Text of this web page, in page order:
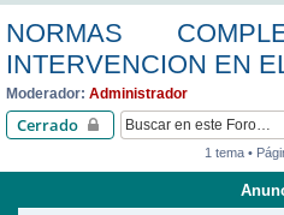
NORMAS
INTERVENCION EN
Moderador: Administrador
Cerrado
1 tema •